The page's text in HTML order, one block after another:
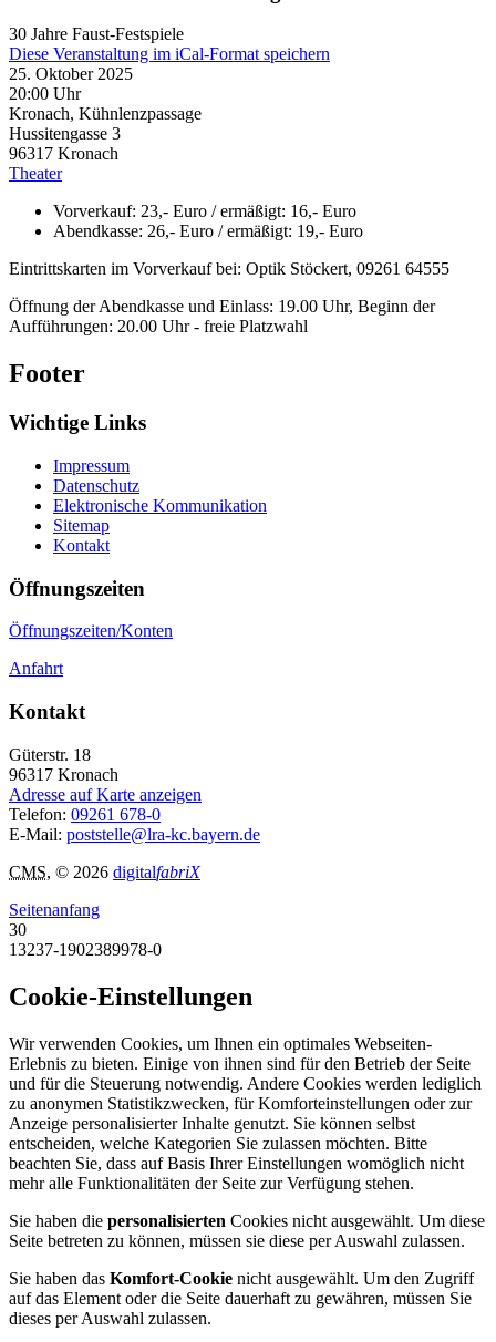
30 Jahre Faust-Festspiele
Diese Veranstaltung im iCal-Format speichern
25. Oktober 2025
20:00 Uhr
Kronach, Kühnlenzpassage
Hussitengasse 3
96317 Kronach
Theater
Vorverkauf: 23,- Euro / ermäßigt: 16,- Euro
Abendkasse: 26,- Euro / ermäßigt: 19,- Euro
Eintrittskarten im Vorverkauf bei: Optik Stöckert, 09261 64555
Öffnung der Abendkasse und Einlass: 19.00 Uhr, Beginn der
Aufführungen: 20.00 Uhr - freie Platzwahl
Footer
Wichtige Links
Impressum
Datenschutz
Elektronische Kommunikation
Sitemap
Kontakt
Öffnungszeiten
Öffnungszeiten/Konten
Anfahrt
Kontakt
Güterstr. 18
96317 Kronach
Adresse auf Karte anzeigen
Telefon: 09261 678-0
E-Mail: poststelle@lra-kc.bayern.de
CMS, © 2026 digitalfabriX
Seitenanfang
30
13237-1902389978-0
Cookie-Einstellungen
Wir verwenden Cookies, um Ihnen ein optimales Webseiten-
Erlebnis zu bieten. Einige von ihnen sind für den Betrieb der Seite
und für die Steuerung notwendig. Andere Cookies werden lediglich
zu anonymen Statistikzwecken, für Komforteinstellungen oder zur
Anzeige personalisierter Inhalte genutzt. Sie können selbst
entscheiden, welche Kategorien Sie zulassen möchten. Bitte
beachten Sie, dass auf Basis Ihrer Einstellungen womöglich nicht
mehr alle Funktionalitäten der Seite zur Verfügung stehen.
Sie haben die personalisierten Cookies nicht ausgewählt. Um diese
Seite betreten zu können, müssen sie diese per Auswahl zulassen.
Sie haben das Komfort-Cookie nicht ausgewählt. Um den Zugriff
auf das Element oder die Seite dauerhaft zu gewähren, müssen Sie
dieses per Auswahl zulassen.